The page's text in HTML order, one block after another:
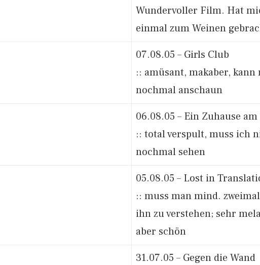
Wundervoller Film. Hat
einmal zum Weinen
07.08.05 – Girls Club
:: amüsant, makaber,
nochmal anschaun
06.08.05 – Ein Zuhause
:: total verspult, muss ich
nochmal sehen
05.08.05 – Lost in
:: muss man mind.
ihn zu verstehen; sehr
aber schön
31.07.05 – Gegen die Wand